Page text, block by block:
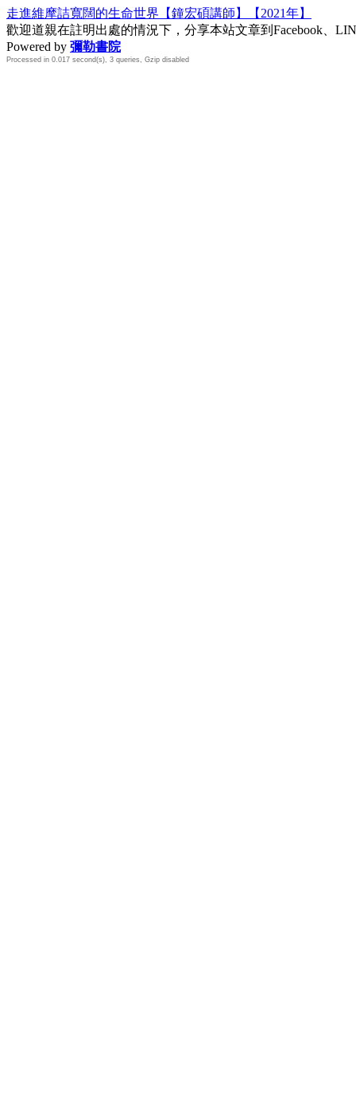
走進維摩詰寬闊的生命世界【鐘宏碩講師】【2021年】
歡迎道親在註明出處的情況下，分享本站文章到Facebook、
Powered by 彌勒書院
Processed in 0.017 second(s), 3 queries, Gzip disabled